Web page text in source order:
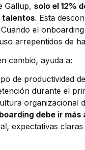
Gallup, solo el 12%
talentos. Esta
el
arrepentidos de
cambio, ayuda a:
de productividad
durante el
organizacional
debe ir
expectativas